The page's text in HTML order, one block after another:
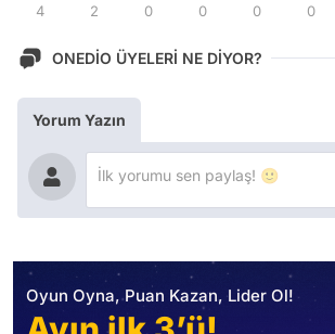
4 2 0 0 0 0
ONEDİO ÜYELERİ NE DİYOR?
Yorum Yazın
Oyun Oyna, Puan Kazan, Lider Ol!